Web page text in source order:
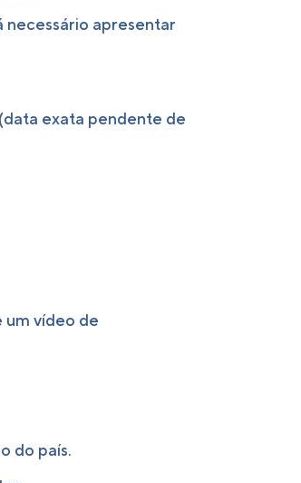
necessário apresentar
exata pendente de
um vídeo de
do país.